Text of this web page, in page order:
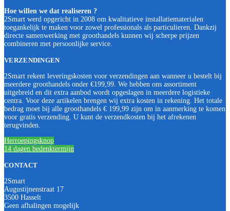
Hoe willen we dat realiseren ?
2Smart werd opgericht in 2008 om kwalitatieve installatiematerialen
toegankelijk te maken voor zowel professionals als particulieren. Dankzij
directe samenwerking met groothandels kunnen wij scherpe prijzen
combineren met persoonlijke service.
VERZENDINGEN
2Smart rekent leveringskosten voor verzendingen aan wanneer u bestelt bij
meerdere groothandels onder €199,99. We hebben ons assortiment
uitgebreid en dit extra aanbod wordt opgeslagen in meerdere logistieke
centra. Voor deze artikelen brengen wij extra kosten in rekening. Het totale
bedrag moet bij alle groothandels € 199,99 zijn om in aanmerking te komen
voor gratis verzending. U kunt de verzendkosten bij het afrekenen
terugvinden.
Herroepingsknop
14 dagen bedenktermijn
CONTACT
2Smart
Augustijnenstraat 17
3500 Hasselt
Geen afhalingen mogelijk